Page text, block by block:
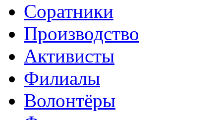
Соратники
Производство
Активисты
Филиалы
Волонтёры